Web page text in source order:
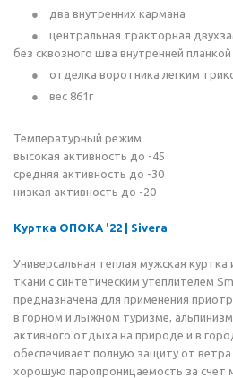
два внутренних кармана
центральная тракторная
без сквозного шва внутренней планкой
отделка воротника легким
вес 861г
Температурный режим
высокая активность до -45
средняя активность до -30
низкая активность до -20
Куртка ОПОКА '22 | Sivera
Универсальная теплая мужская
ткани с синтетическим утеплителем
предназначена для применения
в горном и лыжном туризме,
активного отдыха на природе и в
обеспечивает полную защиту от ветра
хорошую паропроницаемость за счет